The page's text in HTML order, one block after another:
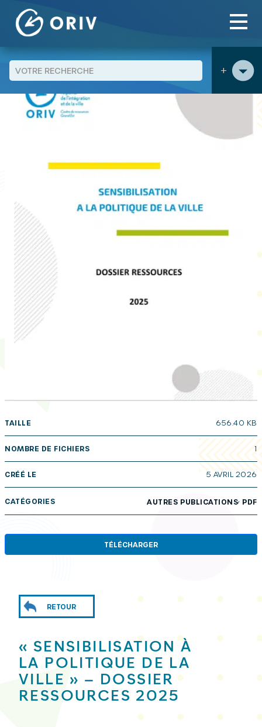
Aller au contenu
+
publications
"Sensibilisation à la politique de la ville" -
Dossier ressources 2025
TAILLE 656.40 KB
NOMBRE DE FICHIERS 1
CRÉÉ LE 5 AVRIL 2026
CATÉGORIES AUTRES PUBLICATIONS, PDF
TÉLÉCHARGER
RETOUR
« SENSIBILISATION À
LA POLITIQUE DE LA
VILLE » – DOSSIER
RESSOURCES 2025
Panneau de gestion des cookies